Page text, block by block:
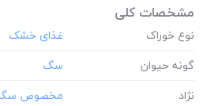
مشخصات کلی
نوع خوراک
گونه حیوان
نژاد